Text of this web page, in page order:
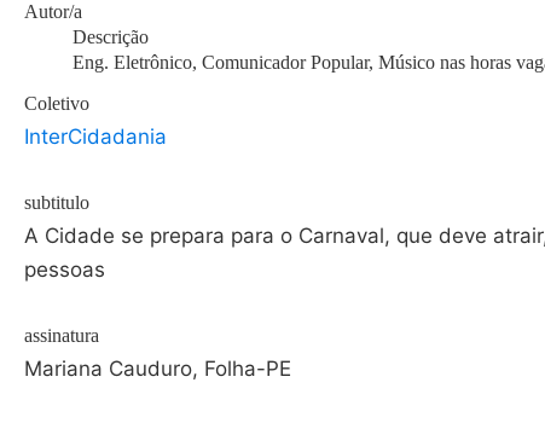
Autor/a
Descrição
Eng. Eletrônico, Comunicador Popular, Músico nas horas
Coletivo
InterCidadania
subtitulo
A Cidade se prepara para o Carnaval, que deve
pessoas
assinatura
Mariana Cauduro, Folha-PE